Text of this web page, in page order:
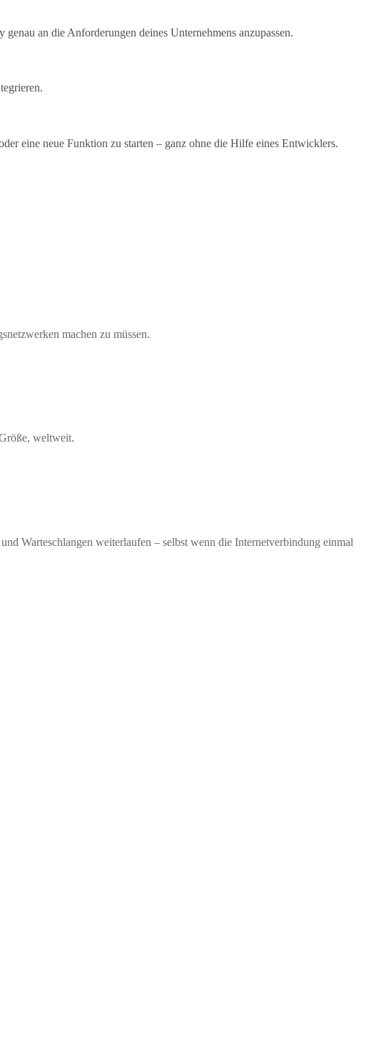
an die Anforderungen deines Unternehmens anzupassen.
eine neue Funktion zu starten – ganz ohne die Hilfe eines Entwicklers.
machen zu müssen.
weltweit.
Warteschlangen weiterlaufen – selbst wenn die Internetverbindung einmal